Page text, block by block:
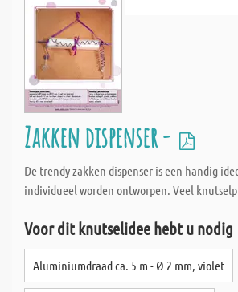
Zakken dispenser -
De trendy zakken dispenser is een handig
individueel worden ontworpen. Veel
Voor dit knutselidee hebt u nodig
Aluminiumdraad ca. 5 m - Ø 2 mm, violet